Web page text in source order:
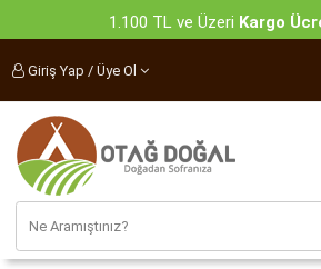
1.100 TL ve Üzeri Kargo
Giriş Yap / Üye Ol